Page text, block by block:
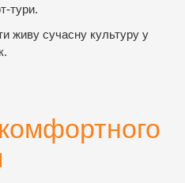
тури.
живу сучасну культуру у